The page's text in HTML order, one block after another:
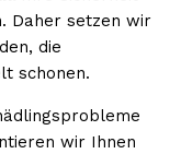
Daher setzen wir
die
schonen.
wir Ihnen